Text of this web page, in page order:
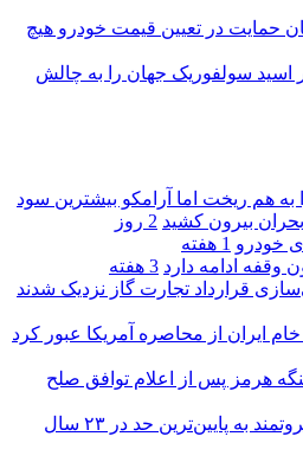
حمایت در تعیین قیمت خودرو هیچ
اسید سولفوریک جهان را به چالش
به هم ریخت اما آرامکو بیشترین سود
بحران بیرون کشید 2 روز
خودرو 1 هفته
وقفه ادامه دارد 3 هفته
قرارداد تجارت گاز نزدیک شدند
هرمز پس از اعلام توافق صلح
ذخایر نفت کشورهای ثروتمند به پایین‌ترین حد در ۲۳ سال